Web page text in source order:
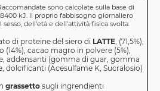
sono calcolate sulla base di
kJ. Il proprio fabbisogno giornaliero
sesso, dell'età e dell'attività fisica svolta.
di proteine ​​del siero di LATTE, (71,5%),
cacao magro in polvere (5%),
addensanti (gomma di guar, gomma
dolcificanti (Acesulfame K, Sucralosio)
grassettosugli ingrendienti